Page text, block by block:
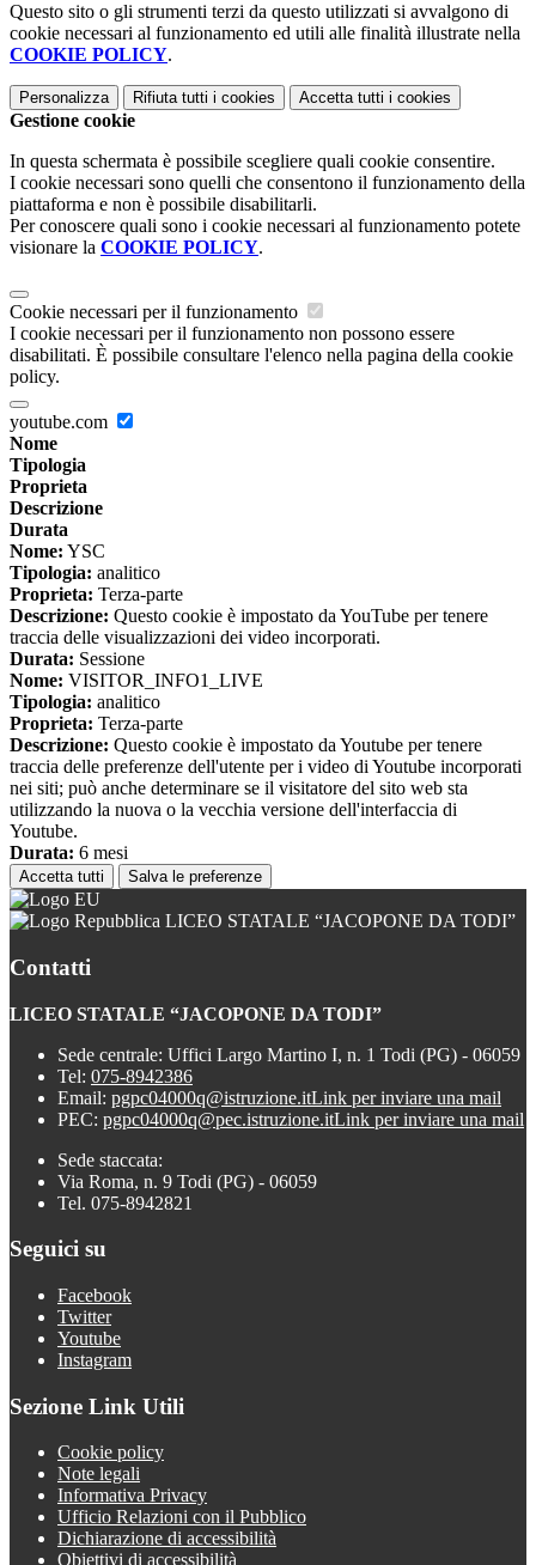
Questo sito o gli strumenti terzi da questo utilizzati si avvalgono di
cookie necessari al funzionamento ed utili alle finalità illustrate nella
COOKIE POLICY.
Personalizza Rifiuta tutti i cookies Accetta tutti i cookies
Gestione cookie
In questa schermata è possibile scegliere quali cookie consentire.
I cookie necessari sono quelli che consentono il funzionamento della
piattaforma e non è possibile disabilitarli.
Per conoscere quali sono i cookie necessari al funzionamento potete
visionare la COOKIE POLICY.
Cookie necessari per il funzionamento
I cookie necessari per il funzionamento non possono essere
disabilitati. È possibile consultare l'elenco nella pagina della cookie
policy.
youtube.com
Nome
Tipologia
Proprieta
Descrizione
Durata
Nome: YSC
Tipologia: analitico
Proprieta: Terza-parte
Descrizione: Questo cookie è impostato da YouTube per tenere
traccia delle visualizzazioni dei video incorporati.
Durata: Sessione
Nome: VISITOR_INFO1_LIVE
Tipologia: analitico
Proprieta: Terza-parte
Descrizione: Questo cookie è impostato da Youtube per tenere
traccia delle preferenze dell'utente per i video di Youtube incorporati
nei siti; può anche determinare se il visitatore del sito web sta
utilizzando la nuova o la vecchia versione dell'interfaccia di
Youtube.
Durata: 6 mesi
Accetta tutti Salva le preferenze
LICEO STATALE “JACOPONE DA TODI”
Contatti
LICEO STATALE “JACOPONE DA TODI”
Sede centrale: Uffici Largo Martino I, n. 1 Todi (PG) - 06059
Tel: 075-8942386
Email: pgpc04000q@istruzione.itLink per inviare una mail
PEC: pgpc04000q@pec.istruzione.itLink per inviare una mail
Sede staccata:
Via Roma, n. 9 Todi (PG) - 06059
Tel. 075-8942821
Seguici su
Facebook
Twitter
Youtube
Instagram
Sezione Link Utili
Cookie policy
Note legali
Informativa Privacy
Ufficio Relazioni con il Pubblico
Dichiarazione di accessibilità
Obiettivi di accessibilità